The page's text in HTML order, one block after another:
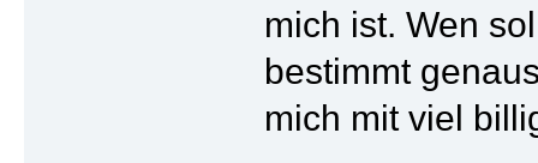
mich ist. Wen
bestimmt
mich mit viel